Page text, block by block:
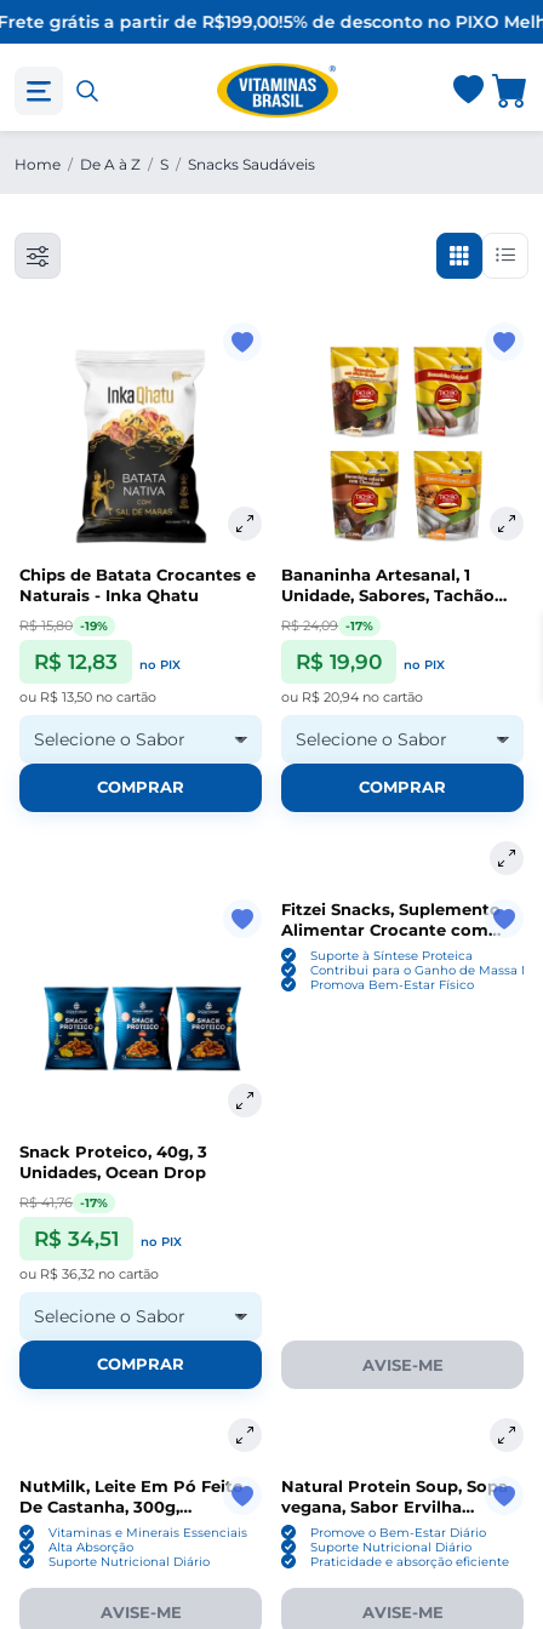
grátis a partir de R$199,00!5% de desconto no PIXO
Home / De A à Z / S / Snacks Saudáveis
Chips de Batata Crocantes e
Naturais - Inka Qhatu
R$ 15,80 -19%
R$ 12,83 no PIX
ou R$ 13,50 no cartão
Selecione o Sabor
COMPRAR
Bananinha Artesanal, 1
Unidade, Sabores, Tachão
Ubatuba
R$ 24,09 -17%
R$ 19,90 no PIX
ou R$ 20,94 no cartão
Selecione o Sabor
COMPRAR
Snack Proteico, 40g, 3
Unidades, Ocean Drop
R$ 41,76 -17%
R$ 34,51 no PIX
ou R$ 36,32 no cartão
Selecione o Sabor
COMPRAR
Fitzei Snacks, Suplemento
Alimentar Crocante com
20g de Proteínas, 45g
Sabores, Vitafor
Suporte à Síntese Proteica
Contribui para o Ganho de Massa
Promova Bem-Estar Físico
AVISE-ME
NutMilk, Leite Em Pó Feito
De Castanha, 300g,
Terramazonia
Vitaminas e Minerais Essenciais
Alta Absorção
Suporte Nutricional Diário
AVISE-ME
Natural Protein Soup, Sopa
vegana, Sabor Ervilha
Defumada, 35g, PuraVida
Promove o Bem-Estar Diário
Suporte Nutricional Diário
Praticidade e absorção eficiente
AVISE-ME